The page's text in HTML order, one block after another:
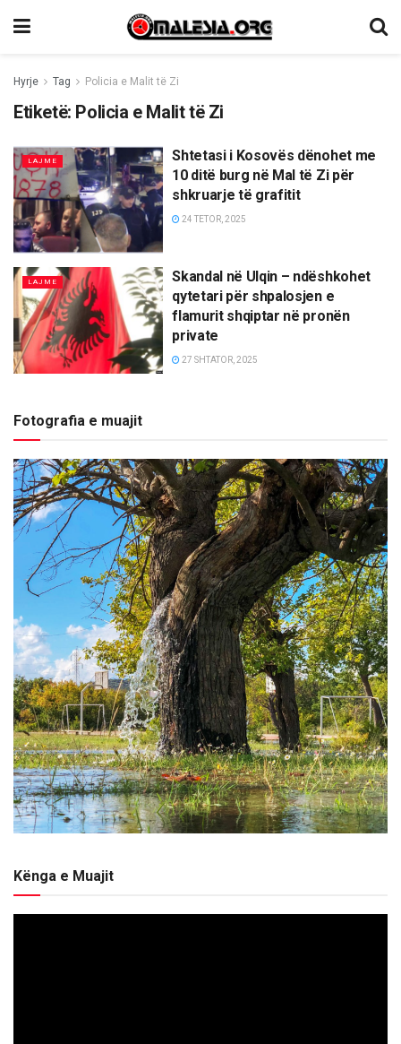
Hyrje Tag Policia e Malit të Zi
Etiketë: Policia e Malit të Zi
LAJME
Shtetasi i Kosovës dënohet me
10 ditë burg në Mal të Zi për
shkruarje të grafitit
24 TETOR, 2025
LAJME
Skandal në Ulqin – ndëshkohet
qytetari për shpalosjen e
flamurit shqiptar në pronën
private
27 SHTATOR, 2025
Fotografia e muajit
Kënga e Muajit